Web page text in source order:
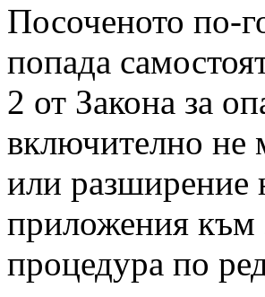
Посоченото по-
попада
2 от Закона за
включително не
или разширение
приложения към
процедура по